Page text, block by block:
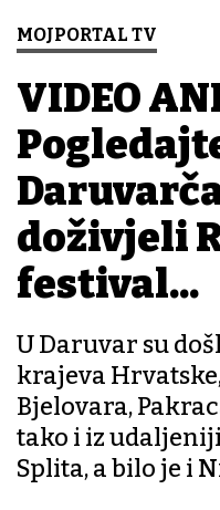
MOJPORTAL TV
VIDEO
doživjeli
festival...
U Daruvar su
krajeva
Bjelovara,
tako i iz
Splita, a bilo je i